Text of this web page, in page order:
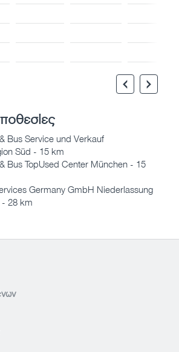
Bus Service und Verkauf
Süd - 15 km
Bus TopUsed Center München - 15
Germany GmbH Niederlassung
- 28 km